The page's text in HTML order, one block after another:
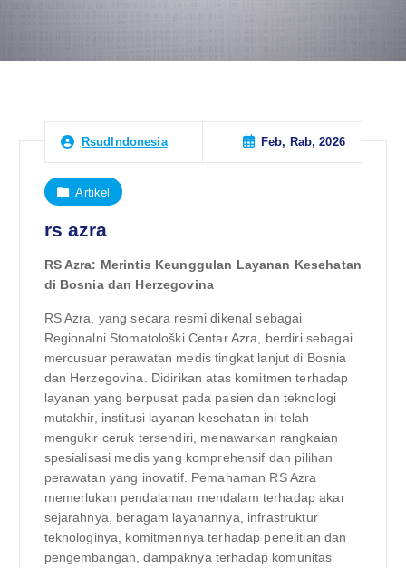
RsudIndonesia Feb, Rab, 2026
Artikel
rs azra
RS Azra: Merintis Keunggulan Layanan Kesehatan
di Bosnia dan Herzegovina
RS Azra, yang secara resmi dikenal sebagai
Regionalni Stomatološki Centar Azra, berdiri sebagai
mercusuar perawatan medis tingkat lanjut di Bosnia
dan Herzegovina. Didirikan atas komitmen terhadap
layanan yang berpusat pada pasien dan teknologi
mutakhir, institusi layanan kesehatan ini telah
mengukir ceruk tersendiri, menawarkan rangkaian
spesialisasi medis yang komprehensif dan pilihan
perawatan yang inovatif. Pemahaman RS Azra
memerlukan pendalaman mendalam terhadap akar
sejarahnya, beragam layanannya, infrastruktur
teknologinya, komitmennya terhadap penelitian dan
pengembangan, dampaknya terhadap komunitas